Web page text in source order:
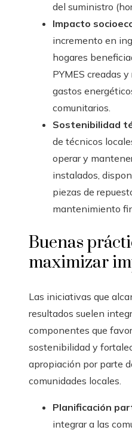
del suministro
Impacto
incremento en
hogares
PYMES creadas
gastos
comunitarios.
Sostenibilidad
de técnicos
operar y
instalados,
piezas de
mantenimiento
Buenas
maximizar
Las iniciativas que
resultados suelen
componentes que
sostenibilidad y
apropiación por parte
comunidades locales.
Planificación
integrar a las